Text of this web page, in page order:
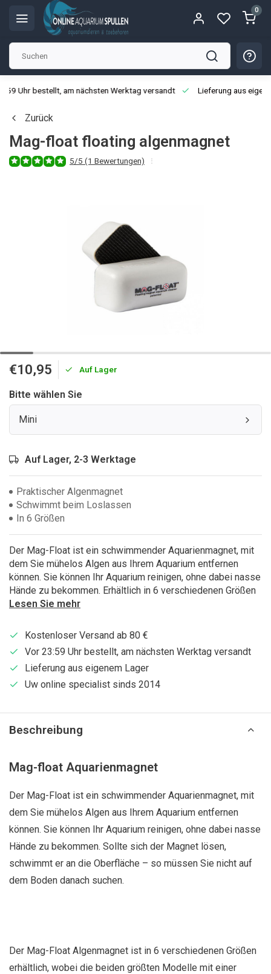
0
Uhr bestellt, am nächsten Werktag versandt Lieferung aus
Zurück
Mag-float floating algenmagnet
5/5 (1 Bewertungen)
€10,95 Auf Lager
Bitte wählen Sie
Mini
Auf Lager, 2-3 Werktage
Praktischer Algenmagnet
Schwimmt beim Loslassen
In 6 Größen
Der Mag-Float ist ein schwimmender Aquarienmagnet, mit
dem Sie mühelos Algen aus Ihrem Aquarium entfernen
können. Sie können Ihr Aquarium reinigen, ohne dabei nasse
Hände zu bekommen. Erhältlich in 6 verschiedenen Größen
Lesen Sie mehr
Kostenloser Versand ab 80 €
Vor 23:59 Uhr bestellt, am nächsten Werktag versandt
Lieferung aus eigenem Lager
Uw online specialist sinds 2014
Beschreibung
Mag-float Aquarienmagnet
Der Mag-Float ist ein schwimmender Aquarienmagnet, mit
dem Sie mühelos Algen aus Ihrem Aquarium entfernen
können. Sie können Ihr Aquarium reinigen, ohne dabei nasse
Hände zu bekommen. Sollte sich der Magnet lösen,
schwimmt er an die Oberfläche – so müssen Sie nicht auf
dem Boden danach suchen.
Der Mag-Float Algenmagnet ist in 6 verschiedenen Größen
erhältlich, wobei die beiden größten Modelle mit einer